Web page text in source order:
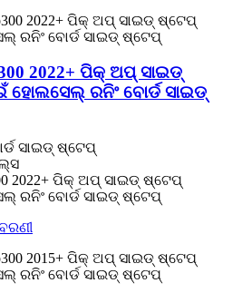
2022+ ପିକ୍ ଅପ୍ ସାଇଡ୍
ହୋଲସେଲ୍ ରନିଂ ବୋର୍ଡ ସାଇଡ୍
ସାଇଡ୍ ଷ୍ଟେପ୍
2022+ ପିକ୍ ଅପ୍ ସାଇଡ୍ ଷ୍ଟେପ୍
ରନିଂ ବୋର୍ଡ ସାଇଡ୍ ଷ୍ଟେପ୍